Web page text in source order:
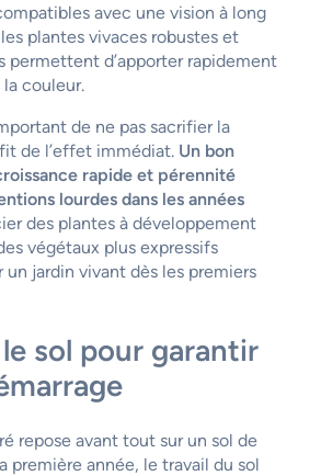
avec une vision à long
plantes vivaces robustes et
permettent d’apporter rapidement
couleur.
de ne pas sacrifier la
de l’effet immédiat. Un bon
rapide et pérennité
lourdes dans les années
des plantes à développement
végétaux plus expressifs
un jardin vivant dès les premiers
sol pour garantir
repose avant tout sur un sol de
première année, le travail du sol